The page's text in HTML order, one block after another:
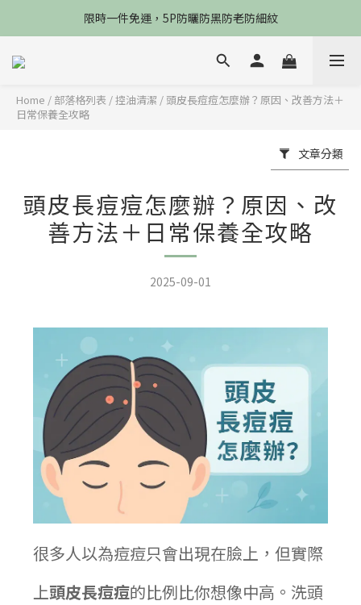
限時一件免運，5P防曬防黑防老防細紋
限時一件免運，5P防曬防黑防老防細紋
新會員享$100購物金
Home / 部落格列表 /控油清潔 / 頭皮長痘痘怎麼辦？原因、改善方法＋
日常保養全攻略
文章分類
頭皮長痘痘怎麼辦？原因、改
善方法＋日常保養全攻略
2025-09-01
很多人以為痘痘只會出現在臉上，但實際
上頭皮長痘痘的比例比你想像中高。洗頭